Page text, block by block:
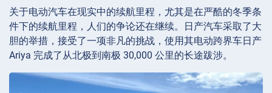
关于电动汽车在现实中的续航里程，尤其是在严酷的冬季条
件下的续航里程，人们的争论还在继续。日产汽车采取了大
胆的举措，接受了一项非凡的挑战，使用其电动跨界车日产
Ariya 完成了从北极到南极 30,000 公里的长途跋涉。